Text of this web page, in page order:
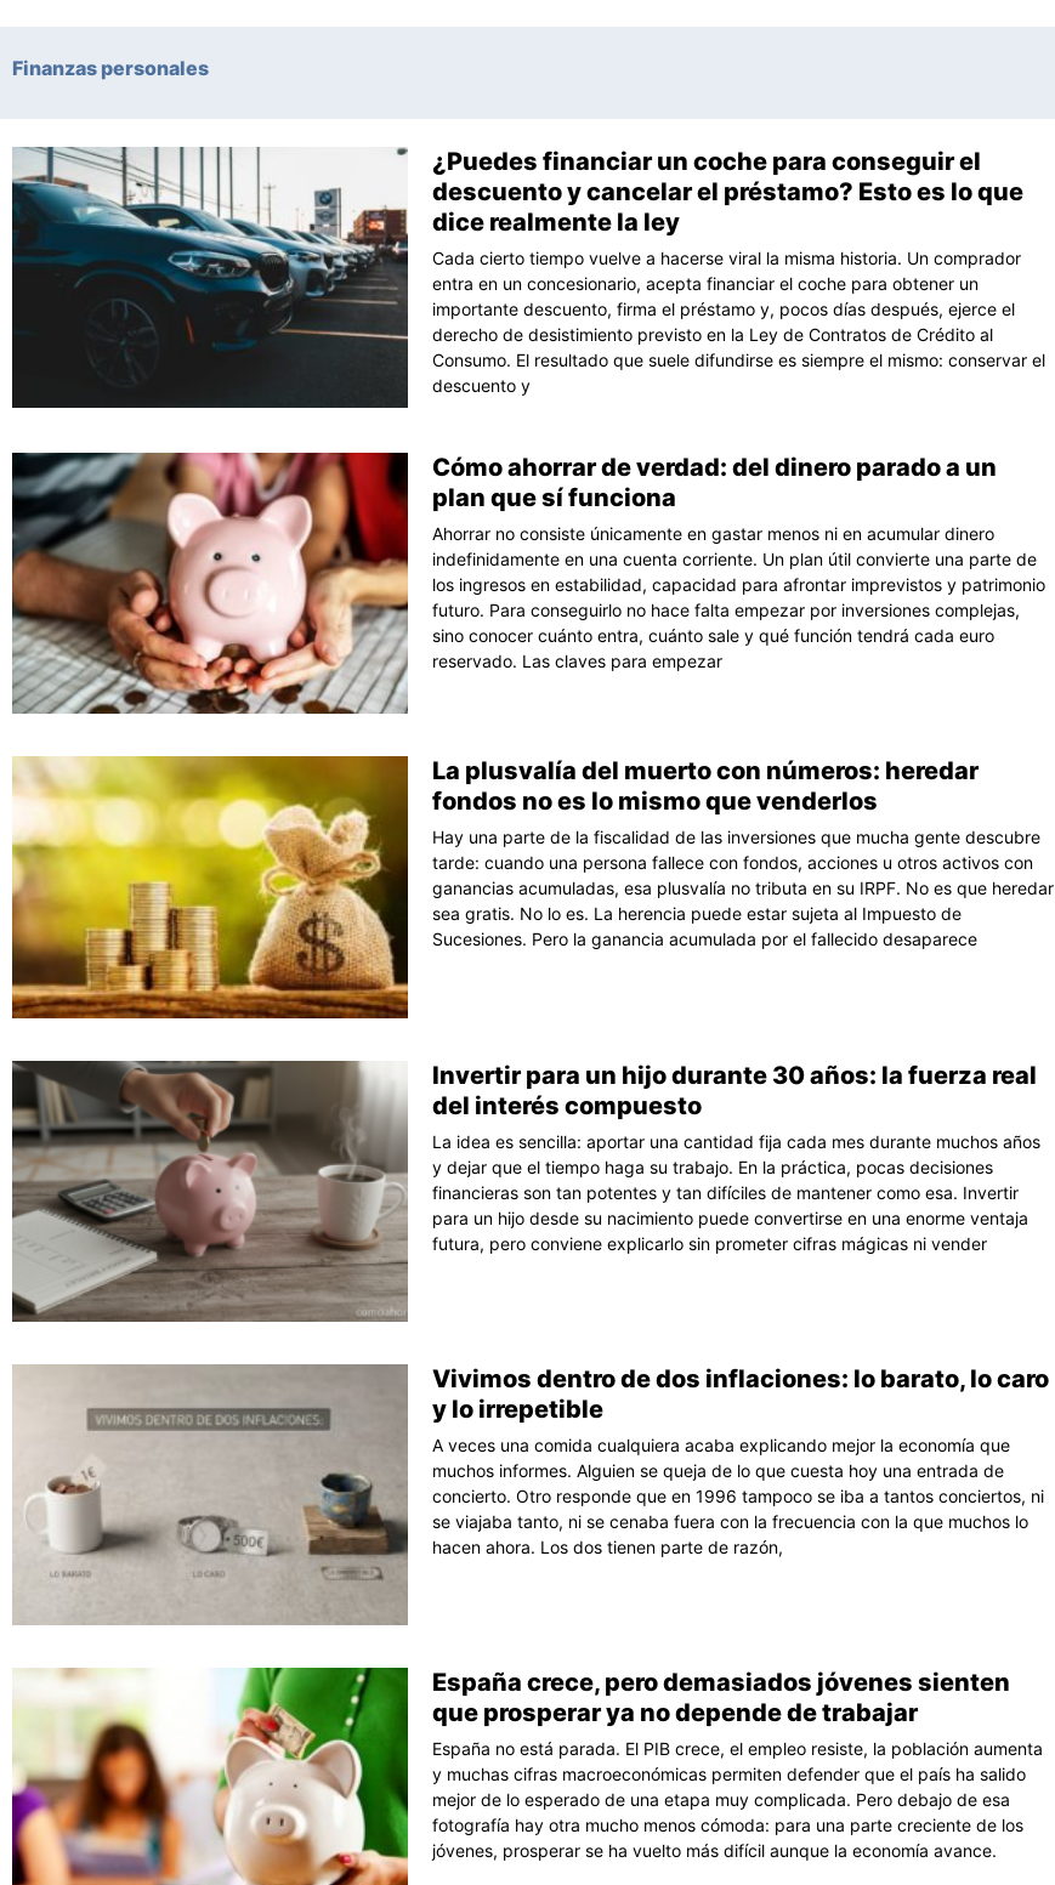
Finanzas personales
¿Puedes financiar un coche para conseguir el
descuento y cancelar el préstamo? Esto es lo que
dice realmente la ley
Cada cierto tiempo vuelve a hacerse viral la misma historia. Un comprador
entra en un concesionario, acepta financiar el coche para obtener un
importante descuento, firma el préstamo y, pocos días después, ejerce el
derecho de desistimiento previsto en la Ley de Contratos de Crédito al
Consumo. El resultado que suele difundirse es siempre el mismo: conservar el
descuento y
Cómo ahorrar de verdad: del dinero parado a un
plan que sí funciona
Ahorrar no consiste únicamente en gastar menos ni en acumular dinero
indefinidamente en una cuenta corriente. Un plan útil convierte una parte de
los ingresos en estabilidad, capacidad para afrontar imprevistos y patrimonio
futuro. Para conseguirlo no hace falta empezar por inversiones complejas,
sino conocer cuánto entra, cuánto sale y qué función tendrá cada euro
reservado. Las claves para empezar
La plusvalía del muerto con números: heredar
fondos no es lo mismo que venderlos
Hay una parte de la fiscalidad de las inversiones que mucha gente descubre
tarde: cuando una persona fallece con fondos, acciones u otros activos con
ganancias acumuladas, esa plusvalía no tributa en su IRPF. No es que heredar
sea gratis. No lo es. La herencia puede estar sujeta al Impuesto de
Sucesiones. Pero la ganancia acumulada por el fallecido desaparece
Invertir para un hijo durante 30 años: la fuerza real
del interés compuesto
La idea es sencilla: aportar una cantidad fija cada mes durante muchos años
y dejar que el tiempo haga su trabajo. En la práctica, pocas decisiones
financieras son tan potentes y tan difíciles de mantener como esa. Invertir
para un hijo desde su nacimiento puede convertirse en una enorme ventaja
futura, pero conviene explicarlo sin prometer cifras mágicas ni vender
Vivimos dentro de dos inflaciones: lo barato, lo caro
y lo irrepetible
A veces una comida cualquiera acaba explicando mejor la economía que
muchos informes. Alguien se queja de lo que cuesta hoy una entrada de
concierto. Otro responde que en 1996 tampoco se iba a tantos conciertos, ni
se viajaba tanto, ni se cenaba fuera con la frecuencia con la que muchos lo
hacen ahora. Los dos tienen parte de razón,
España crece, pero demasiados jóvenes sienten
que prosperar ya no depende de trabajar
España no está parada. El PIB crece, el empleo resiste, la población aumenta
y muchas cifras macroeconómicas permiten defender que el país ha salido
mejor de lo esperado de una etapa muy complicada. Pero debajo de esa
fotografía hay otra mucho menos cómoda: para una parte creciente de los
jóvenes, prosperar se ha vuelto más difícil aunque la economía avance.
Página
PáginaPáginaPáginaPágina